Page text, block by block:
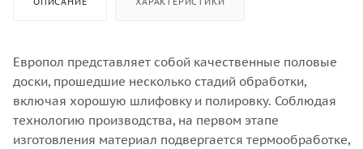
Европол представляет собой качественные половые
доски, прошедшие несколько стадий обработки,
включая хорошую шлифовку и полировку. Соблюдая
технологию производства, на первом этапе
изготовления материал подвергается термообработке,